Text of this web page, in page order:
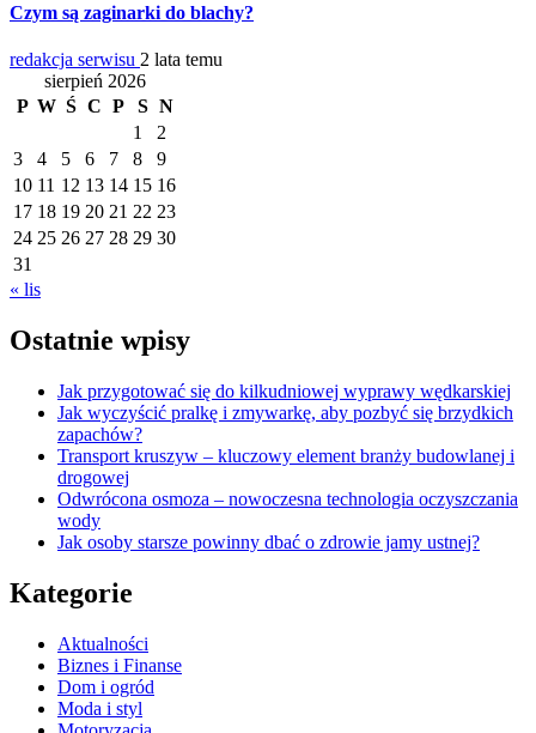
Czym są zaginarki do blachy?
redakcja serwisu 2 lata temu
sierpień 2026
P W Ś C P S N
1
2
3
4 5 6 7 8
9
10 11 12 13 14 15 16
17 18 19 20 21 22 23
24 25 26 27 28 29 30
31
« lis
Ostatnie wpisy
Jak przygotować się do kilkudniowej wyprawy wędkarskiej
Jak wyczyścić pralkę i zmywarkę, aby pozbyć się brzydkich
zapachów?
Transport kruszyw – kluczowy element branży budowlanej i
drogowej
Odwrócona osmoza – nowoczesna technologia oczyszczania
wody
Jak osoby starsze powinny dbać o zdrowie jamy ustnej?
Kategorie
Aktualności
Biznes i Finanse
Dom i ogród
Moda i styl